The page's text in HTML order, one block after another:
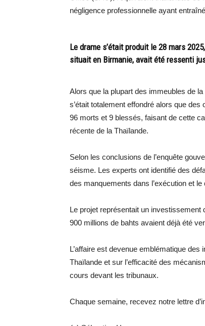
négligence professionnelle ayant
Le drame s’était produit le 28 mars
situait en Birmanie, avait été ressenti
Alors que la plupart des immeubles de
s’était totalement effondré alors que
96 morts et 9 blessés, faisant de cette
récente de la Thaïlande.
Selon les conclusions de l’enquête
séisme. Les experts ont identifié des
des manquements dans l’exécution et
Le projet représentait un investissement
900 millions de bahts avaient déjà été
L’affaire est devenue emblématique
Thaïlande et sur l’efficacité des
cours devant les tribunaux.
Chaque semaine, recevez notre lettre